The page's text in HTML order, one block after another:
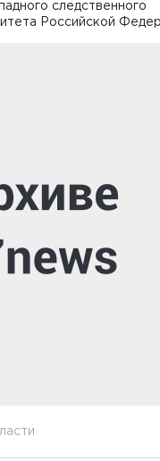
следственного
Российской